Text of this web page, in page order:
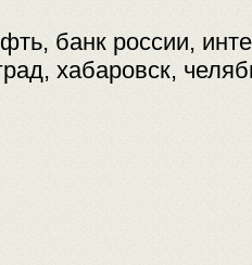
банк россии,
хабаровск,